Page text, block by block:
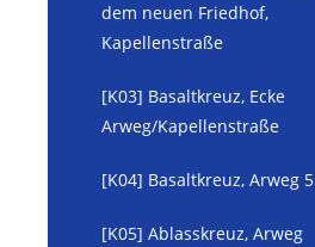
dem neuen Friedhof,
Kapellenstraße
[K03] Basaltkreuz, Ecke
Arweg/Kapellenstraße
[K04] Basaltkreuz, Arweg 5
[K05] Ablasskreuz, Arweg